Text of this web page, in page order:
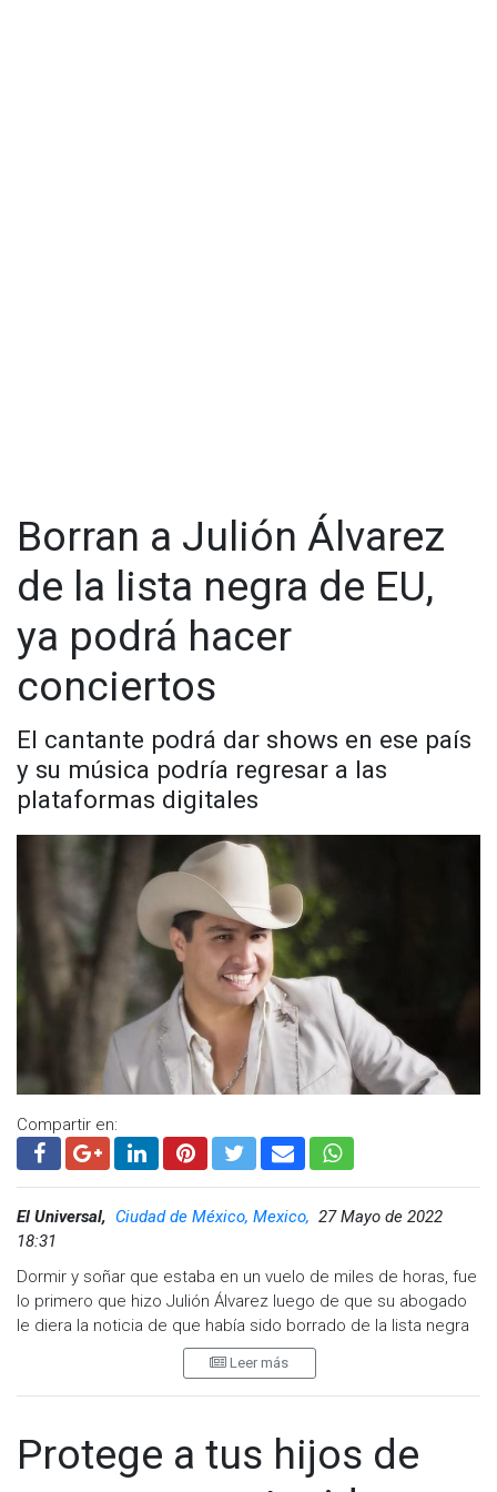
Una publicación compartida por Soy Julión Álvarez🤠 (@lospasosdejulion)
Visita y accede a todo nuestro contenido |
@cadenanoticiasmx| Instagram:
@cadenanoticiasmx| TikTok: @CadenaNoticias
https://t.me/GrupoCadenaResumen|
Borran a Julión Álvarez
de la lista negra de EU,
ya podrá hacer
conciertos
El cantante podrá dar shows en ese país
y su música podría regresar a las
plataformas digitales
Compartir en:
El Universal, Ciudad de México, Mexico, 27 Mayo de 2022
18:31
Dormir y soñar que estaba en un vuelo de miles de horas, fue
lo primero que hizo Julión Álvarez luego de que su abogado
le diera la noticia de que había sido borrado de la lista negra
fiscal de Estados Unidos, por presuntos nexos con el
narcotráfico, tras un pleito legal de cinco años.
intérprete de "La casita" y "No elegí conocerte", agradeció el
apoyo que sus fans le dieron durante todo este tiempo y
Leer más
Protege a tus hijos de